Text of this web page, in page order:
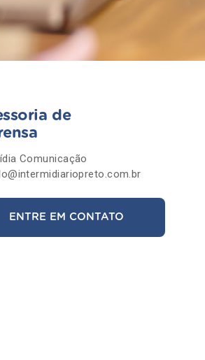
de
Comunicação
ENTRE EM CONTATO